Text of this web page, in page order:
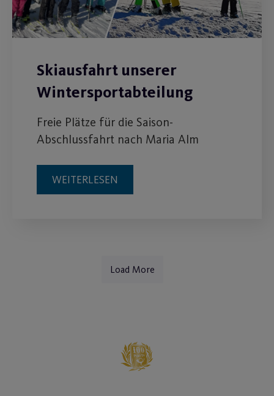
Skiausfahrt unserer
Wintersportabteilung
Freie Plätze für die Saison-
Abschlussfahrt nach Maria Alm
WEITERLESEN
Load More